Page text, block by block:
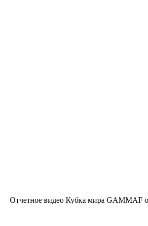
Отчетное видео Кубка мира GAMMAF